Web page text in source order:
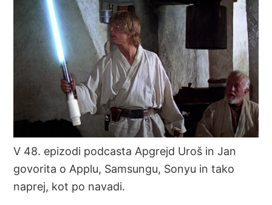
V 48. epizodi podcasta Apgrejd Uroš in Jan
govorita o Applu, Samsungu, Sonyu in tako
naprej, kot po navadi.